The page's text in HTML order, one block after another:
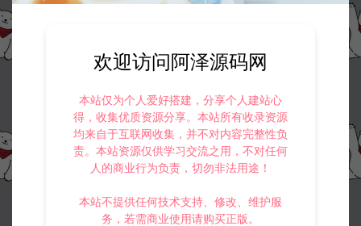
收藏 (0) 打赏 点赞 (0
本站资源售价只是赞助，收取费用仅维持本站的日常运营所需。
欢迎访问阿泽源码网
本站仅为个人爱好搭建，分享个人建站心
得，收集优质资源分享。本站所有收录资源
均来自于互联网收集，并不对内容完整性负
责。本站资源仅供学习交流之用，不对任何
人的商业行为负责，切勿非法用途！
本站不提供任何技术支持、修改、维护服
务，若需商业使用请购买正版。